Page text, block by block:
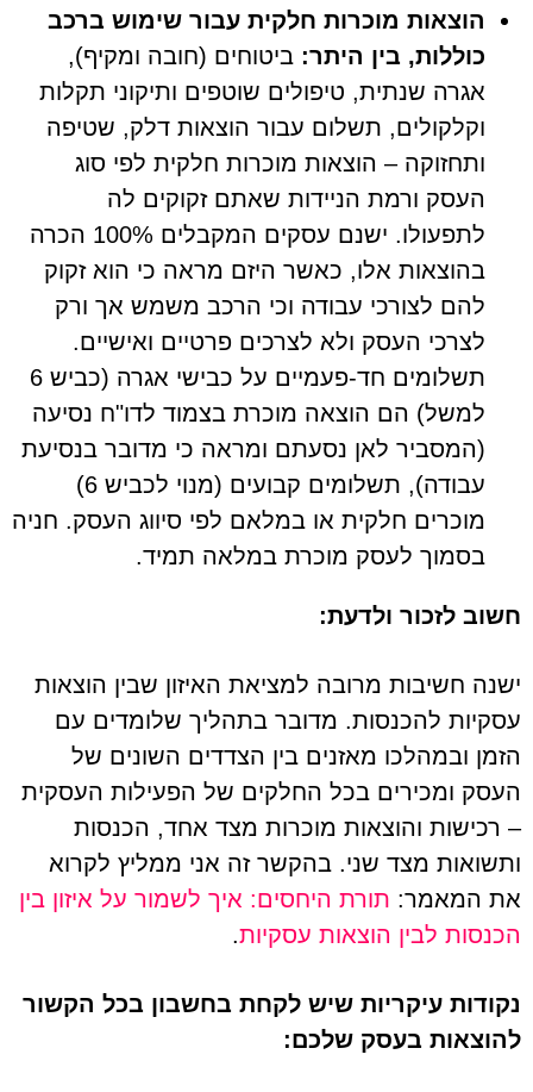
הוצאות מוכרות חלקית עבור שימוש ברכב
כוללות, בין היתר: ביטוחים (חובה ומקיף),
אגרה שנתית, טיפולים שוטפים ותיקוני תקלות
וקלקולים, תשלום עבור הוצאות דלק, שטיפה
ותחזוקה – הוצאות מוכרות חלקית לפי סוג
העסק ורמת הניידות שאתם זקוקים לה
לתפעולו. ישנם עסקים המקבלים 100% הכרה
בהוצאות אלו, כאשר היזם מראה כי הוא זקוק
להם לצורכי עבודה וכי הרכב משמש אך ורק
לצרכי העסק ולא לצרכים פרטיים ואישיים.
תשלומים חד-פעמיים על כבישי אגרה (כביש 6
למשל) הם הוצאה מוכרת בצמוד לדו"ח נסיעה
(המסביר לאן נסעתם ומראה כי מדובר בנסיעת
עבודה), תשלומים קבועים (מנוי לכביש 6)
מוכרים חלקית או במלאם לפי סיווג העסק. חניה
בסמוך לעסק מוכרת במלאה תמיד.
חשוב לזכור ולדעת:
ישנה חשיבות מרובה למציאת האיזון שבין הוצאות
עסקיות להכנסות. מדובר בתהליך שלומדים עם
הזמן ובמהלכו מאזנים בין הצדדים השונים של
העסק ומכירים בכל החלקים של הפעילות העסקית
– רכישות והוצאות מוכרות מצד אחד, הכנסות
ותשואות מצד שני. בהקשר זה אני ממליץ לקרוא
את המאמר: תורת היחסים: איך לשמור על איזון בין
הכנסות לבין הוצאות עסקיות.
נקודות עיקריות שיש לקחת בחשבון בכל הקשור
להוצאות בעסק שלכם: